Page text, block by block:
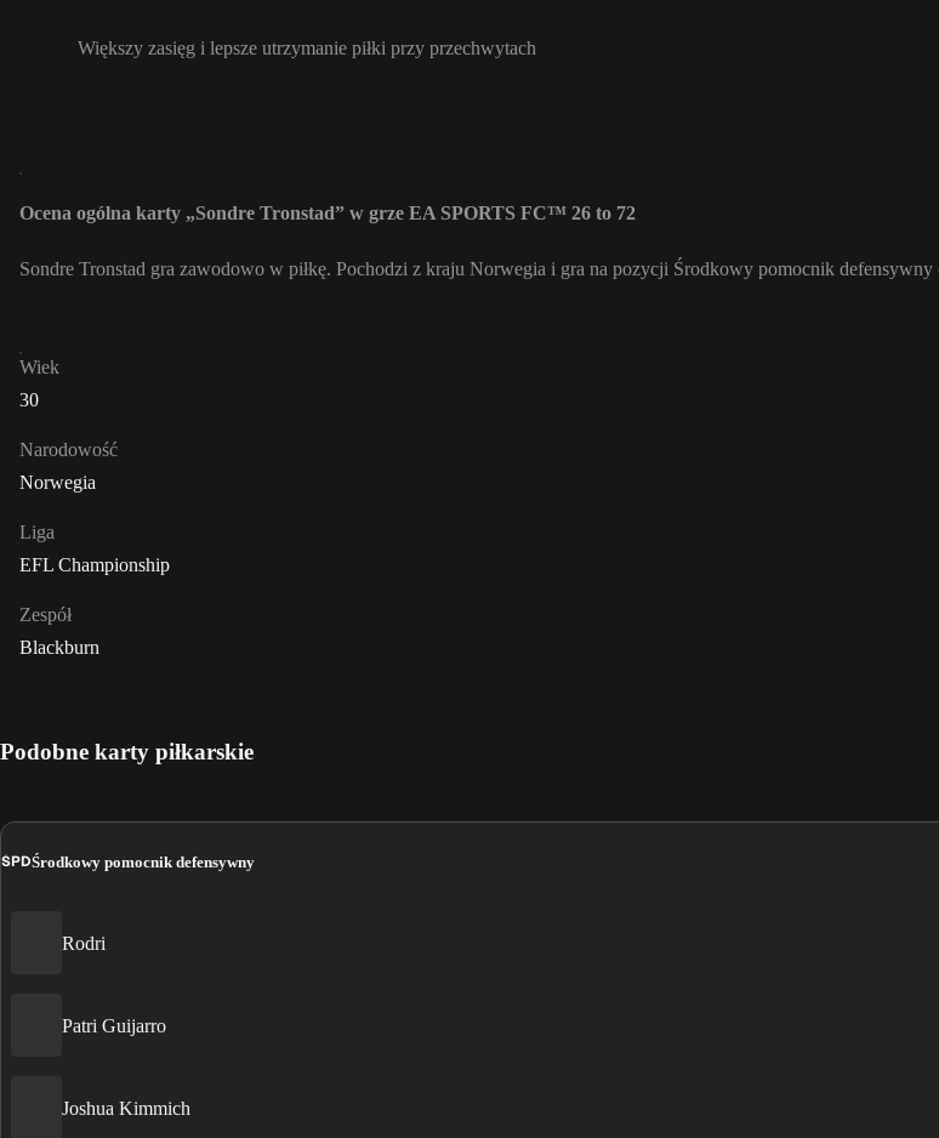
Większy zasięg i lepsze utrzymanie piłki przy przechwytach
Ocena ogólna karty „Sondre Tronstad” w grze EA SPORTS FC™ 26 to 72
Sondre Tronstad gra zawodowo w piłkę. Pochodzi z kraju Norwegia i gra na pozycji Środkowy pomocnik
Wiek
30
Narodowość
Norwegia
Liga
EFL Championship
Zespół
Blackburn
Podobne karty piłkarskie
ŚPDŚrodkowy pomocnik defensywny
Rodri
Patri Guijarro
Joshua Kimmich